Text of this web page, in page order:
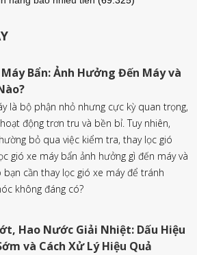
Máy Bẩn: Ảnh Hưởng Đến Máy và
là bộ phận nhỏ nhưng cực kỳ quan trọng,
động trơn tru và bền bỉ. Tuy nhiên,
bỏ qua việc kiểm tra, thay lọc gió
gió xe máy bẩn ảnh hưởng gì đến máy và
bạn cần thay lọc gió xe máy để tránh
không đáng có?
Hao Nước Giải Nhiệt: Dấu Hiệu
và Cách Xử Lý Hiệu Quả